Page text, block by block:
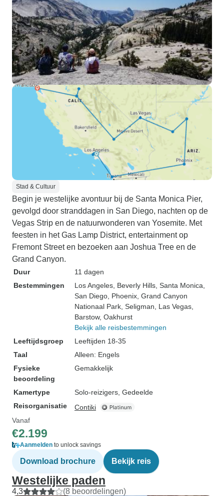
Stad & Cultuur
Begin je westelijke avontuur bij de Santa Monica Pier,
gevolgd door stranddagen in San Diego, nachten op de
Vegas Strip en de natuurwonderen van Yosemite. Met
feesten in het Gas Lamp District, entertainment op
Fremont Street en bezoeken aan Joshua Tree en de
Grand Canyon.
Duur
11 dagen
Bestemmingen
Los Angeles , Beverly Hills , Santa Monica
San Diego , Phoenix , Grand Canyon
Nationaal Park , Seligman , Las Vegas
Barstow, Oakhurst
Bekijk alle reisbestemmingen
Leeftijdsgroep
Leeftijden 18-35
Taal
Alleen: Engels
Fysieke
beoordeling
Gemakkelijk
Kamertype
Solo-reizigers, Gedeelde
Reisorganisatie
Contiki
Vanaf
€2.199
Aanmelden to unlock savings
Download brochure Bekijk reis
Westelijke paden
4,3 (8 beoordelingen)